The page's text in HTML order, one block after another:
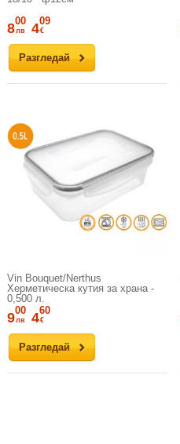
Разгледай
800
лв 409
€
Vin Bouquet/Nerthus
Херметическа кутия за храна -
0,500 л.
Разгледай
900
лв 460
€